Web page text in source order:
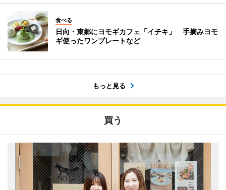
食べる
日向・東郷にヨモギカフェ「イチキ」 手摘みヨモ
ギ使ったワンプレートなど
もっと見る
買う